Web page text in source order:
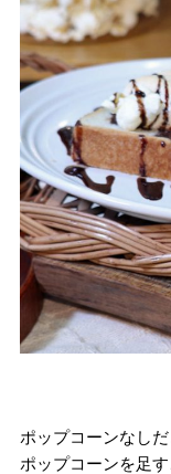
ポップコーンなし
ポップコーンを足す